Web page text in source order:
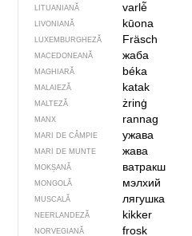
LITUANIANĂ varlė̃
LIVONIANĂ kūona
LUXEMBURGHEZĂ Fräsch
MACEDONEANĂ жаба
MAGHIARĂ béka
MALAIEZĂ katak
MALTEZĂ żrinġ
MANX rannag
MARI DE CÂMPIE ужава
MARI DE MUNTE жава
MOKȘANĂ ватракш
MONGOLĂ мэлхий
MUSCALĂ лягушка
NEERLANDEZĂ kikker
NORVEGIANĂ frosk